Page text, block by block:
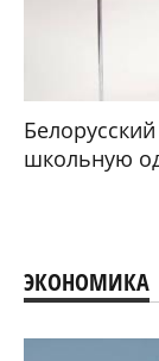
школьную
ЭКОНОМИКА